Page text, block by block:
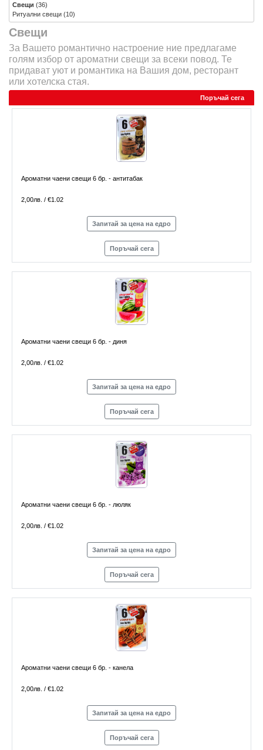
Свещи
За Вашето романтично настроение ние предлагаме
голям избор от ароматни свещи за всеки повод. Те
придават уют и романтика на Вашия дом, ресторант
или хотелска стая.
Поръчай сега
Ароматни чаени свещи 6 бр. - антитабак
2,00лв. / €1.02
Запитай за цена на едро
Поръчай сега
Ароматни чаени свещи 6 бр. - диня
2,00лв. / €1.02
Запитай за цена на едро
Поръчай сега
Ароматни чаени свещи 6 бр. - люляк
2,00лв. / €1.02
Запитай за цена на едро
Поръчай сега
Ароматни чаени свещи 6 бр. - канела
2,00лв. / €1.02
Запитай за цена на едро
Поръчай сега
Свещи (36)
Ритуални свещи (10)